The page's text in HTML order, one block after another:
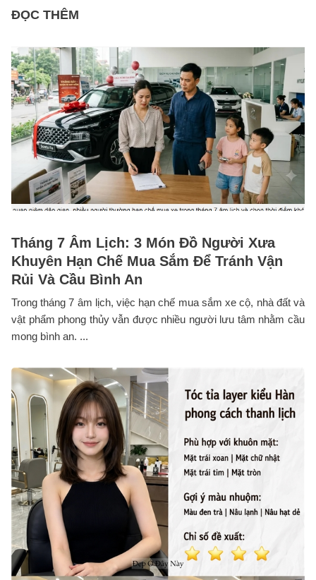
ĐỌC THÊM
Tháng 7 Âm Lịch: 3 Món Đồ Người Xưa
Khuyên Hạn Chế Mua Sắm Để Tránh Vận
Rủi Và Cầu Bình An
Trong tháng 7 âm lịch, việc hạn chế mua sắm xe cộ, nhà đất và
vật phẩm phong thủy vẫn được nhiều người lưu tâm nhằm cầu
mong bình an. ...